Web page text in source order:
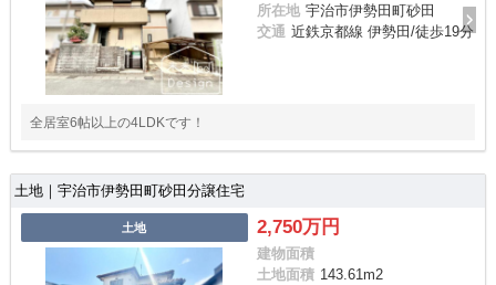
所在地 宇治市伊勢田町砂田
交通 近鉄京都線 伊勢田/徒歩19分
全居室6帖以上の4LDKです！
土地｜宇治市伊勢田町砂田分譲住宅
土地 2,750万円
建物面積
土地面積 143.61m2